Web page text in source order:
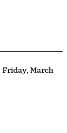
March